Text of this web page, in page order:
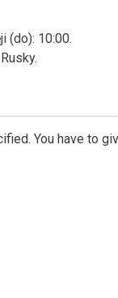
(do): 10:00.
You have to